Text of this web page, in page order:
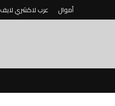
أموال عرب لاكشري لايف